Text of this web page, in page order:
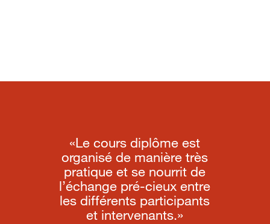
«Le cours diplôme est
organisé de manière très
pratique et se nourrit de
l’échange pré-cieux entre
les différents participants
et intervenants.»